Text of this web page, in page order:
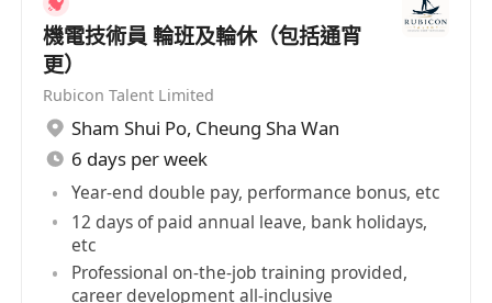
機電技術員 輪班及輪休（包括通宵
更）
Rubicon Talent Limited
Sham Shui Po, Cheung Sha Wan
6 days per week
Year-end double pay, performance bonus, etc
12 days of paid annual leave, bank holidays,
etc
Professional on-the-job training provided,
career development all-inclusive